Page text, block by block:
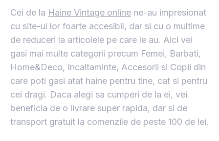
Cei de la Haine Vintage online ne-au impresionat
cu site-ul lor foarte accesibil, dar si cu o multime
de reduceri la articolele pe care le au. Aici vei
gasi mai multe categorii precum Femei, Barbati,
Home&Deco, Incaltaminte, Accesorii si Copii din
care poti gasi atat haine pentru tine, cat si pentru
cei dragi. Daca alegi sa cumperi de la ei, vei
beneficia de o livrare super rapida, dar si de
transport gratuit la comenzile de peste 100 de lei.